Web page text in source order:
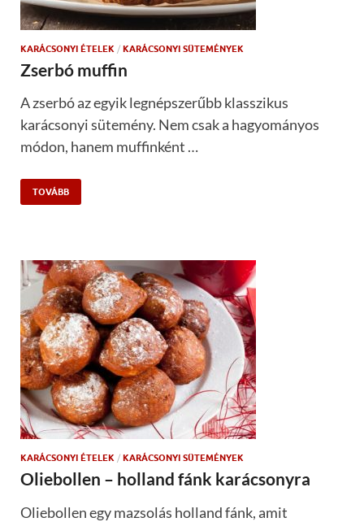
KARÁCSONYI ÉTELEK / KARÁCSONYI SÜTEMÉNYEK
Zserbó muffin
A zserbó az egyik legnépszerűbb klasszikus
karácsonyi sütemény. Nem csak a hagyományos
módon, hanem muffinként …
TOVÁBB
KARÁCSONYI ÉTELEK / KARÁCSONYI SÜTEMÉNYEK
Oliebollen – holland fánk karácsonyra
Oliebollen egy mazsolás holland fánk, amit